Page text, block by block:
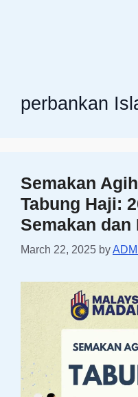
perbankan
Semakan
Tabung Haji:
Semakan
March 22, 2025 by